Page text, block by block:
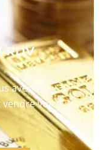
RDV
avec nos
votre